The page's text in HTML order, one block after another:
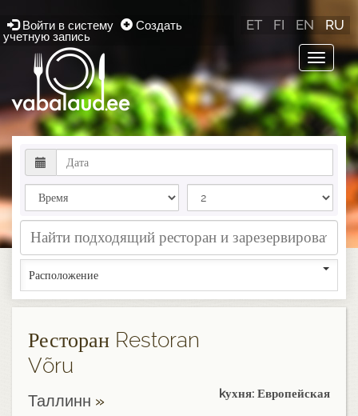
Toggle
Войти в систему
Создать
учетную запись
ET FI EN RU
Расположение
Ресторан Restoran
Võru
Таллинн »
kухня: Европейская